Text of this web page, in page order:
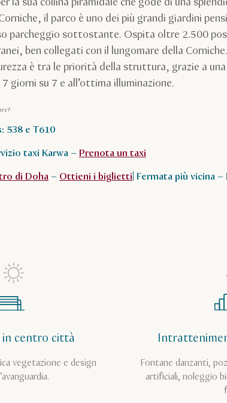
il parco è uno dei più grandi giardini
parcheggio sottostante. Ospita oltre 2.500
ben collegati con il lungomare della
è tra le priorità della struttura, grazie a
7 giorni su 7 e all’ottima illuminazione.
538 e T610
taxi Karwa – Prenota un taxi
di Doha – Ottieni i biglietti | Fermata più vicina
in centro città
vegetazione e design
Fontane danzanti,
artificiali, noleggio